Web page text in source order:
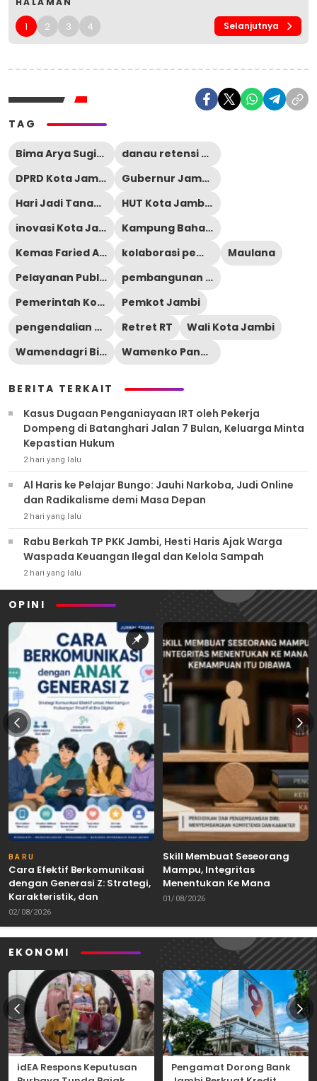
1 2 3 4 Selanjutnya
TAG
Bima Arya Sugiarto
danau retensi Jambi
DPRD Kota Jambi
Gubernur Jambi Al Haris
Hari Jadi Tanah Pilih Pusako Batuah
HUT Kota Jambi ke-80
inovasi Kota Jambi
Kampung Bahagia
Kemas Faried Alfarelly
kolaborasi pembangunan
Maulana
Pelayanan Publik
pembangunan Kota Jambi
Pemerintah Kota Jambi
Pemkot Jambi
pengendalian banjir Jambi
Retret RT
Wali Kota Jambi
Wamendagri Bima Arya
Wamenko Pangan
BERITA TERKAIT
Kasus Dugaan Penganiayaan IRT oleh Pekerja
Dompeng di Batanghari Jalan 7 Bulan, Keluarga Minta
Kepastian Hukum
2 hari yang lalu
Al Haris ke Pelajar Bungo: Jauhi Narkoba, Judi Online
dan Radikalisme demi Masa Depan
2 hari yang lalu
Rabu Berkah TP PKK Jambi, Hesti Haris Ajak Warga
Waspada Keuangan Ilegal dan Kelola Sampah
2 hari yang lalu
OPINI
BARU
Cara Efektif Berkomunikasi
dengan Generasi Z: Strategi,
Karakteristik, dan
Tantangannya
02/08/2026
Skill Membuat Seseorang
Mampu, Integritas
Menentukan Ke Mana
Kemampuan Itu Dibawa
01/08/2026
EKONOMI
idEA Respons Keputusan
Pengamat Dorong Bank